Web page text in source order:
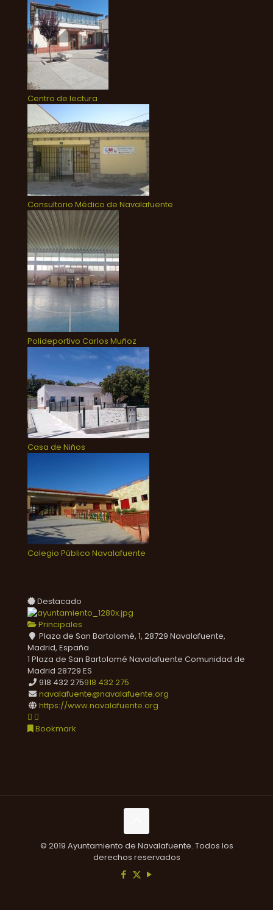
Centro de lectura
Consultorio Médico de Navalafuente
Polideportivo Carlos Muñoz
Casa de Niños
Colegio Público Navalafuente
Destacado
Principales
Plaza de San Bartolomé, 1, 28729 Navalafuente,
Madrid, España
1 Plaza de San Bartolomé Navalafuente Comunidad de
Madrid 28729 ES
918 432 275918 432 275
navalafuente@navalafuente.org
https://www.navalafuente.org
Bookmark
© 2019 Ayuntamiento de Navalafuente. Todos los
derechos reservados